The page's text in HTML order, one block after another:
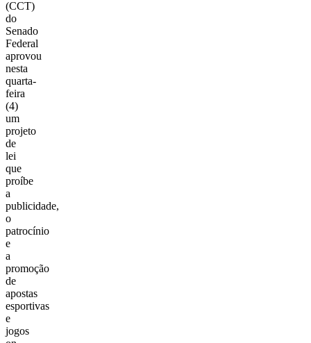
(CCT)
do
Senado
Federal
aprovou
nesta
quarta-
feira
(4)
um
projeto
de
lei
que
proíbe
a
publicidade,
o
patrocínio
e
a
promoção
de
apostas
esportivas
e
jogos